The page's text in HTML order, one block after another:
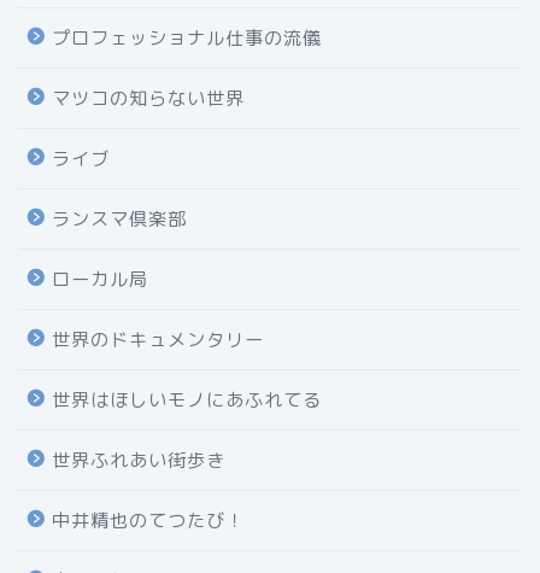
プロフェッショナル仕事の流儀
マツコの知らない世界
ライブ
ランスマ倶楽部
ローカル局
世界のドキュメンタリー
世界はほしいモノにあふれてる
世界ふれあい街歩き
中井精也のてつたび！